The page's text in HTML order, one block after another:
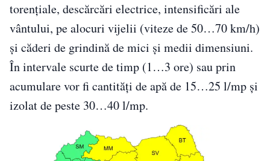
torențiale, descărcări electrice, intensificări ale
vântului, pe alocuri vijelii (viteze de 50…70 km/h)
și căderi de grindină de mici și medii dimensiuni.
În intervale scurte de timp (1…3 ore) sau prin
acumulare vor fi cantități de apă de 15…25 l/mp și
izolat de peste 30…40 l/mp.